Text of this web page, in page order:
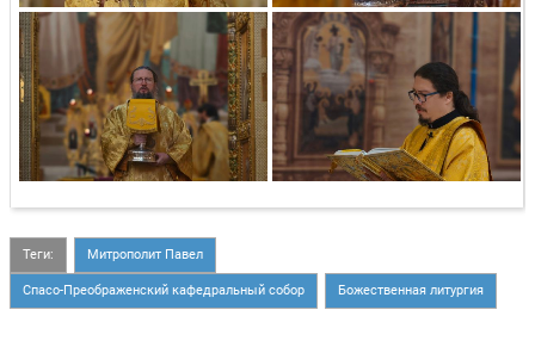
Теги: Митрополит Павел
Спасо-Преображенский кафедральный собор Божественная литургия